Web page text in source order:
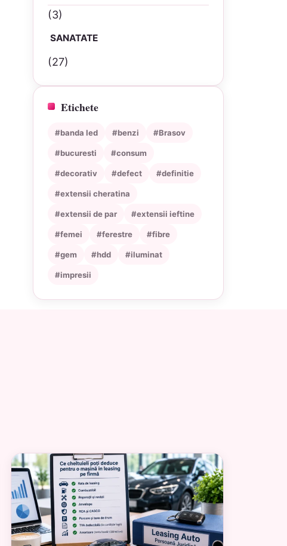
(3)
SANATATE
(27)
Etichete
#banda led #benzi #Brasov
#bucuresti #consum
#decorativ #defect #definitie
#extensii cheratina
#extensii de par #extensii ieftine
#femei #ferestre #fibre
#gem #hdd #iluminat
#impresii